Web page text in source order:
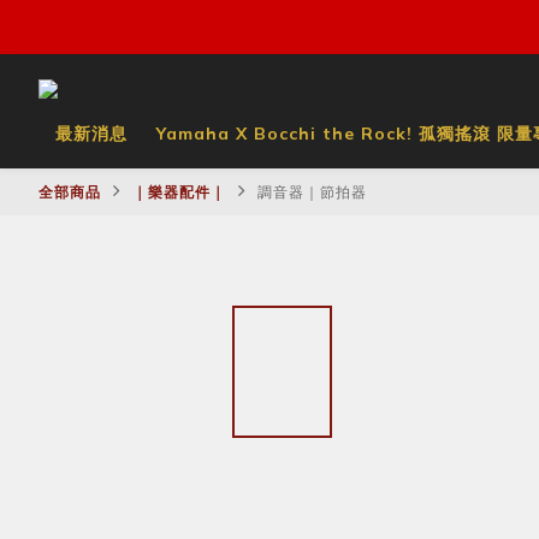
最新消息 Yamaha X Bocchi the Rock! 孤獨搖滾 限量
全部商品 ｜樂器配件｜ 調音器｜節拍器